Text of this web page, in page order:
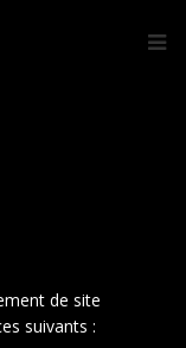
de site
suivants :